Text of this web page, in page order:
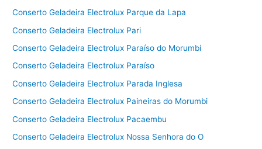
Conserto Geladeira Electrolux Parque da Lapa
Conserto Geladeira Electrolux Pari
Conserto Geladeira Electrolux Paraíso do Morumbi
Conserto Geladeira Electrolux Paraíso
Conserto Geladeira Electrolux Parada Inglesa
Conserto Geladeira Electrolux Paineiras do Morumbi
Conserto Geladeira Electrolux Pacaembu
Conserto Geladeira Electrolux Nossa Senhora do O